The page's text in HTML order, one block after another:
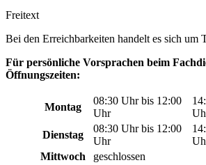
Freitext
Bei den Erreichbarkeiten handelt es sich um
Für persönliche Vorsprachen beim
Öffnungszeiten:
Montag
08:30 Uhr bis 12:00
Uhr
Dienstag
08:30 Uhr bis 12:00
Uhr
Mittwoch
geschlossen